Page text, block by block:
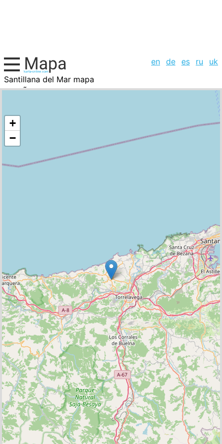
en de es ru
uk
Santillana del Mar mapa
EspaÃ±a, la lista de ciudades
+
−